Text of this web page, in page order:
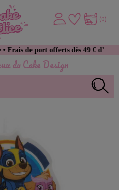
du Cake Design
port offerts dès 49 € d’achat
(0)